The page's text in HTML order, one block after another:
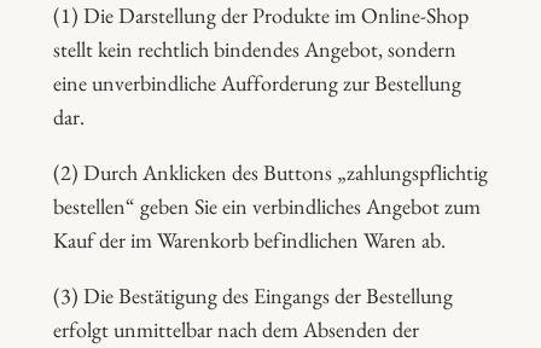
(1) Die Darstellung der Produkte im Online-Shop
stellt kein rechtlich bindendes Angebot, sondern
eine unverbindliche Aufforderung zur Bestellung
dar.
(2) Durch Anklicken des Buttons „zahlungspflichtig
bestellen“ geben Sie ein verbindliches Angebot zum
Kauf der im Warenkorb befindlichen Waren ab.
(3) Die Bestätigung des Eingangs der Bestellung
erfolgt unmittelbar nach dem Absenden der